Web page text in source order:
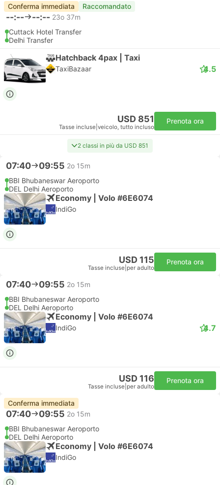
Conferma immediata Raccomandato
--:-- --:-- 23o 37m
Cuttack Hotel Transfer
Delhi Transfer
Hatchback 4pax | Taxi
TaxiBazaar 4.5
USD 851
Tasse incluse veicolo, tutto incluso
Prenota ora
2 classi in più da USD 851
07:40 09:55 2o 15m
BBI Bhubaneswar Aeroporto
DEL Delhi Aeroporto
Economy | Volo #6E6074
IndiGo
USD 115
Tasse incluse per adulto
Prenota ora
07:40 09:55 2o 15m
BBI Bhubaneswar Aeroporto
DEL Delhi Aeroporto
Economy | Volo #6E6074
IndiGo 4.7
USD 116
Tasse incluse per adulto
Prenota ora
Conferma immediata
07:40 09:55 2o 15m
BBI Bhubaneswar Aeroporto
DEL Delhi Aeroporto
Economy | Volo #6E6074
IndiGo